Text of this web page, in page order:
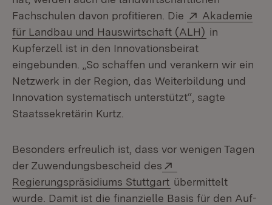
Fachschulen davon profitieren. Die
Extern:
Akademie
für Landbau und Hauswirtschaft (ALH) (Öffnet in
in
Kupferzell ist in den Innovationsbeirat
eingebunden. „So schaffen und verankern wir ein
Netzwerk in der Region, das Weiterbildung und
Innovation systematisch unterstützt“, sagte
Staatssekretärin Kurtz.
Besonders erfreulich ist, dass vor wenigen Tagen
der Zuwendungsbescheid des
Regierungspräsidiums Stuttgart (Öffnet in neuem
übermittelt
wurde. Damit ist die finanzielle Basis für den Auf-